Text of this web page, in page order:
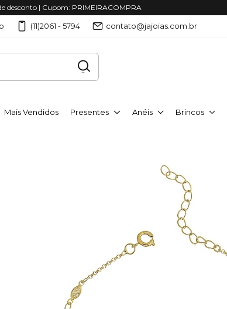
desconto | Cupom: PRIMEIRACOMPRA
(11)2061 - 5794 contato@jajoias.com.br
Mais Vendidos Presentes Anéis Brincos